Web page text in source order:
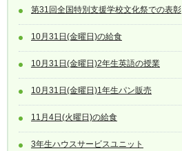
第31回全国特別支援学校文化祭での表彰
10月31日(金曜日)の給食
10月31日(金曜日)2年生英語の授業
10月31日(金曜日)1年生パン販売
11月4日(火曜日)の給食
3年生ハウスサービスユニット